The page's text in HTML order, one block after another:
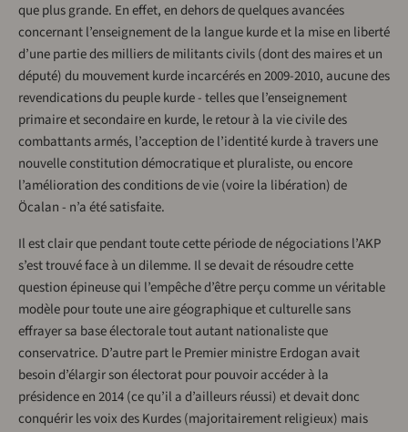
que plus grande. En effet, en dehors de quelques avancées
concernant l’enseignement de la langue kurde et la mise en liberté
d’une partie des milliers de militants civils (dont des maires et un
député) du mouvement kurde incarcérés en 2009-2010, aucune des
revendications du peuple kurde - telles que l’enseignement
primaire et secondaire en kurde, le retour à la vie civile des
combattants armés, l’acception de l’identité kurde à travers une
nouvelle constitution démocratique et pluraliste, ou encore
l’amélioration des conditions de vie (voire la libération) de
Öcalan - n’a été satisfaite.
Il est clair que pendant toute cette période de négociations l’AKP
s’est trouvé face à un dilemme. Il se devait de résoudre cette
question épineuse qui l’empêche d’être perçu comme un véritable
modèle pour toute une aire géographique et culturelle sans
effrayer sa base électorale tout autant nationaliste que
conservatrice. D’autre part le Premier ministre Erdogan avait
besoin d’élargir son électorat pour pouvoir accéder à la
présidence en 2014 (ce qu’il a d’ailleurs réussi) et devait donc
conquérir les voix des Kurdes (majoritairement religieux) mais